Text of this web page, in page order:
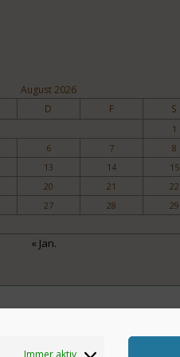
Immer aktiv
August 2026
D F S
1
6 7 8
13 14 15
20 21 22
27 28 29
« Jan.